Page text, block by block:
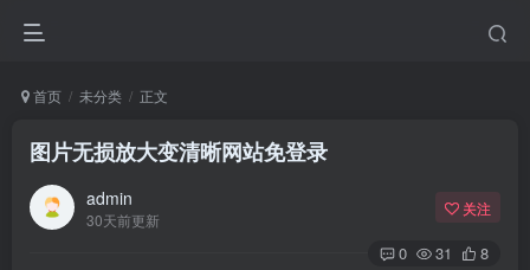
首页 未分类 正文
图片无损放大变清晰网站免登录
admin
30天前更新
关注
0 31 8